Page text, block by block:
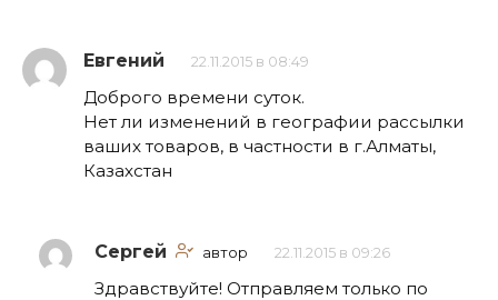
Евгений 22.11.2015 в 08:49
Доброго времени суток.
Нет ли изменений в географии рассылки
ваших товаров, в частности в г.Алматы,
Казахстан
Сергей автор 22.11.2015 в 09:26
Здравствуйте! Отправляем только по